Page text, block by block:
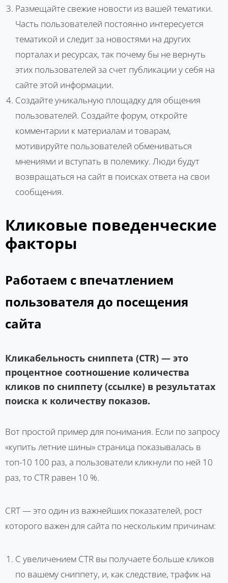
Размещайте свежие новости из вашей тематики.
Часть пользователей постоянно интересуется
тематикой и следит за новостями на других
порталах и ресурсах, так почему бы не вернуть
этих пользователей за счет публикации у себя на
сайте этой информации.
Создайте уникальную площадку для общения
пользователей. Создайте форум, откройте
комментарии к материалам и товарам,
мотивируйте пользователей обмениваться
мнениями и вступать в полемику. Люди будут
возвращаться на сайт в поисках ответа на свои
сообщения.
Кликовые поведенческие
факторы
Работаем с впечатлением
пользователя до посещения
сайта
Кликабельность сниппета (CTR) — это
процентное соотношение количества
кликов по сниппету (ссылке) в результатах
поиска к количеству показов.
Вот простой пример для понимания. Если по запросу
«купить летние шины» страница показывалась в
топ-10 100 раз, а пользователи кликнули по ней 10
раз, то CTR равен 10 %.
CRT — это один из важнейших показателей, рост
которого важен для сайта по нескольким причинам:
С увеличением CTR вы получаете больше кликов
по вашему сниппету, и, как следствие, трафик на